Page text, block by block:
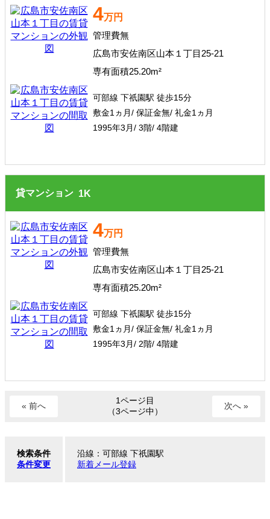
4万円
管理費無
広島市安佐南区山本１丁目25-21
専有面積25.20m²
可部線 下祇園駅 徒歩15分
敷金1ヵ月/ 保証金無/ 礼金1ヵ月
1995年3月/ 3階/ 4階建
貸マンション 1K
4万円
管理費無
広島市安佐南区山本１丁目25-21
専有面積25.20m²
可部線 下祇園駅 徒歩15分
敷金1ヵ月/ 保証金無/ 礼金1ヵ月
1995年3月/ 2階/ 4階建
« 前へ
1ページ目
（3ページ中）
次へ »
検索条件
条件変更
沿線：可部線 下祇園駅
新着メール登録